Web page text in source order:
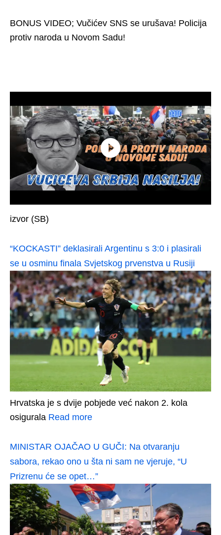
BONUS VIDEO; Vučićev SNS se urušava! Policija
protiv naroda u Novom Sadu!
izvor (SB)
“KOCKASTI” deklasirali Argentinu s 3:0 i plasirali
se u osminu finala Svjetskog prvenstva u Rusiji
Hrvatska je s dvije pobjede već nakon 2. kola
osigurala Read more
MINISTAR OJAČAO U GUČI: Na otvaranju
sabora, rekao ono u šta ni sam ne vjeruje, “U
Prizrenu će se opet…”